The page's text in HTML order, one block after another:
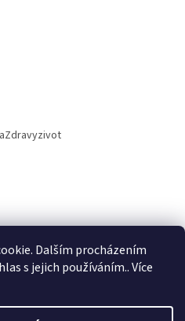
Dalším procházením
s jejich používáním.. Více